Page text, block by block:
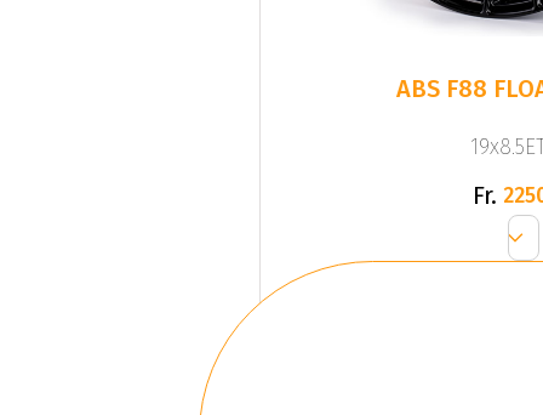
ABS F88
Fr.